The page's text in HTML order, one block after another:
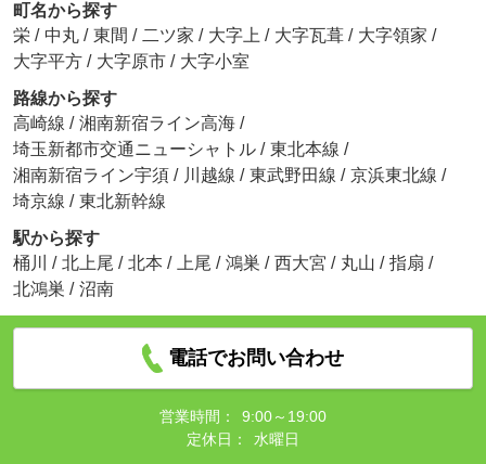
町名から探す
栄 / 中丸 / 東間 / 二ツ家 / 大字上 / 大字瓦葺 / 大字領家 /
大字平方 / 大字原市 / 大字小室
路線から探す
高崎線 / 湘南新宿ライン高海 /
埼玉新都市交通ニューシャトル / 東北本線 /
湘南新宿ライン宇須 / 川越線 / 東武野田線 / 京浜東北線 /
埼京線 / 東北新幹線
駅から探す
桶川
/ 北上尾 / 北本 / 上尾 / 鴻巣 / 西大宮 / 丸山 / 指扇 /
北鴻巣 / 沼南
電話でお問い合わせ
営業時間：
9:00～19:00
定休日：
水曜日